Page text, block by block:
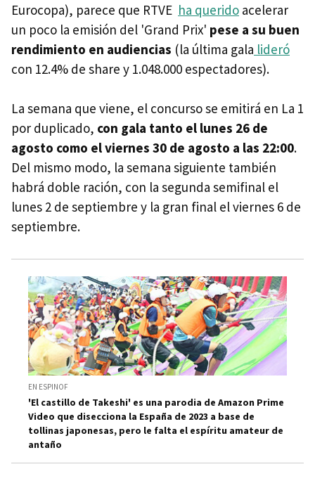
Eurocopa), parece que RTVE ha querido acelerar
un poco la emisión del 'Grand Prix' pese a su buen
rendimiento en audiencias (la última gala lideró
con 12.4% de share y 1.048.000 espectadores).
La semana que viene, el concurso se emitirá en La 1
por duplicado, con gala tanto el lunes 26 de
agosto como el viernes 30 de agosto a las 22:00.
Del mismo modo, la semana siguiente también
habrá doble ración, con la segunda semifinal el
lunes 2 de septiembre y la gran final el viernes 6 de
septiembre.
EN ESPINOF
'El castillo de Takeshi' es una parodia de Amazon Prime
Video que disecciona la España de 2023 a base de
tollinas japonesas, pero le falta el espíritu amateur de
antaño